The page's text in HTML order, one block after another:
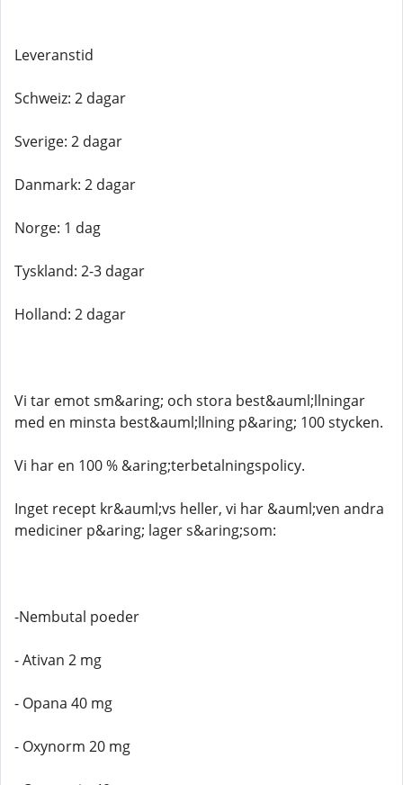
Leveranstid
Schweiz: 2 dagar
Sverige: 2 dagar
Danmark: 2 dagar
Norge: 1 dag
Tyskland: 2-3 dagar
Holland: 2 dagar
Vi tar emot sm&aring; och stora best&auml;llningar
med en minsta best&auml;llning p&aring; 100 stycken.
Vi har en 100 % &aring;terbetalningspolicy.
Inget recept kr&auml;vs heller, vi har &auml;ven andra
mediciner p&aring; lager s&aring;som:
-Nembutal poeder
- Ativan 2 mg
- Opana 40 mg
- Oxynorm 20 mg